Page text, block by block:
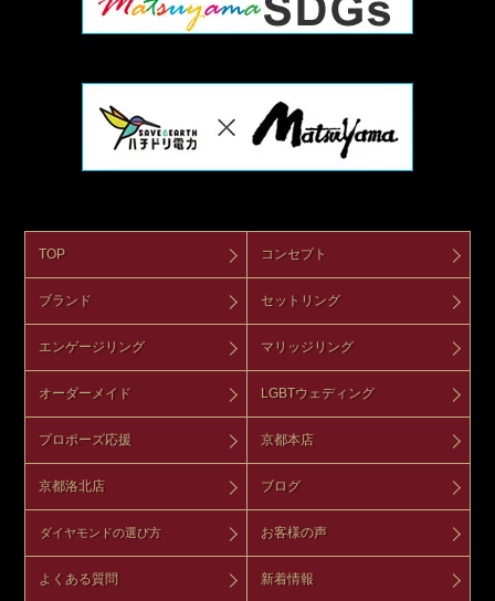
TOP コンセプト
ブランド セットリング
エンゲージリング マリッジリング
オーダーメイド LGBTウェディング
プロポーズ応援 京都本店
京都洛北店 ブログ
ダイヤモンドの選び方 お客様の声
よくある質問 新着情報